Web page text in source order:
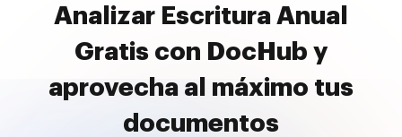
Analizar Escritura Anual
Gratis con DocHub y
aprovecha al máximo tus
documentos